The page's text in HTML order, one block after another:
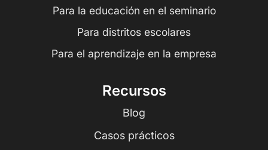
Para la educación en el seminario
Para distritos escolares
Para el aprendizaje en la empresa
Recursos
Blog
Casos prácticos